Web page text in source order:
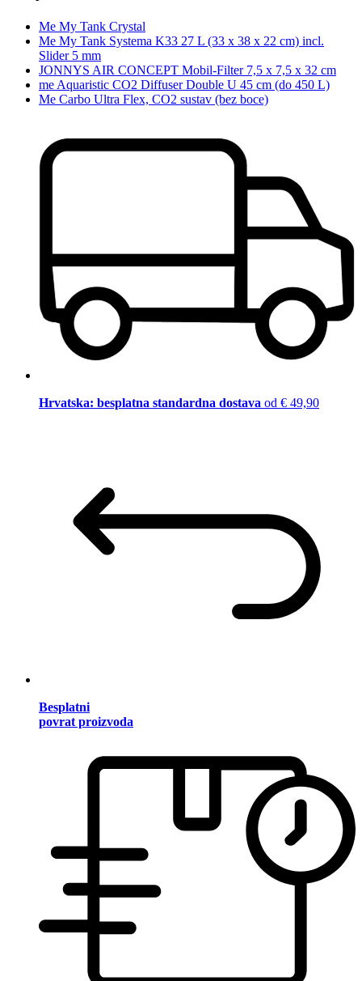
Me My Tank Crystal
Me My Tank Systema K33 27 L (33 x 38 x 22 cm) incl.
Slider 5 mm
JONNYS AIR CONCEPT Mobil-Filter 7,5 x 7,5 x 32 cm
me Aquaristic CO2 Diffuser Double U 45 cm (do 450 L)
Me Carbo Ultra Flex, CO2 sustav (bez boce)
Hrvatska: besplatna standardna dostava od € 49,90
Besplatni
povrat proizvoda